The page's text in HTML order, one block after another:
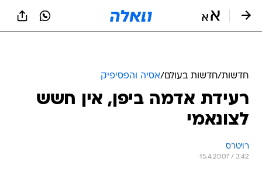
חדשות/חדשות בעולם/אסיה והפסיפיק
רעידת אדמה ביפן, אין חשש
לצונאמי
רויטרס
15.4.2007 / 3:42